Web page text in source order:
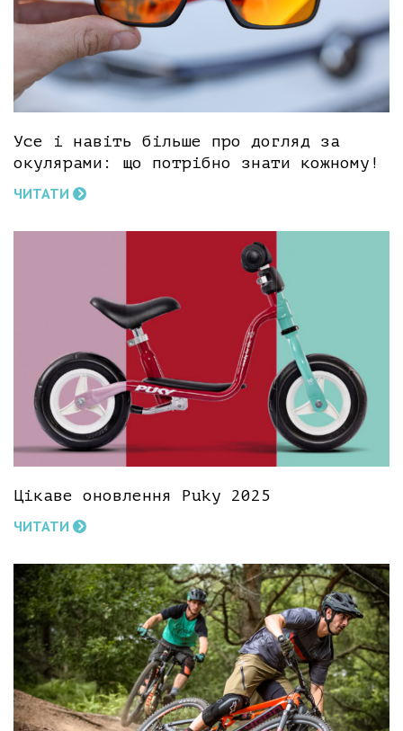
Усе і навіть більше про догляд за
окулярами: що потрібно знати кожному!
ЧИТАТИ
Цікаве оновлення Puky 2025
ЧИТАТИ